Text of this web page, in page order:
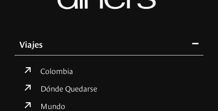
Viajes
Colombia
Dónde Quedarse
Mundo